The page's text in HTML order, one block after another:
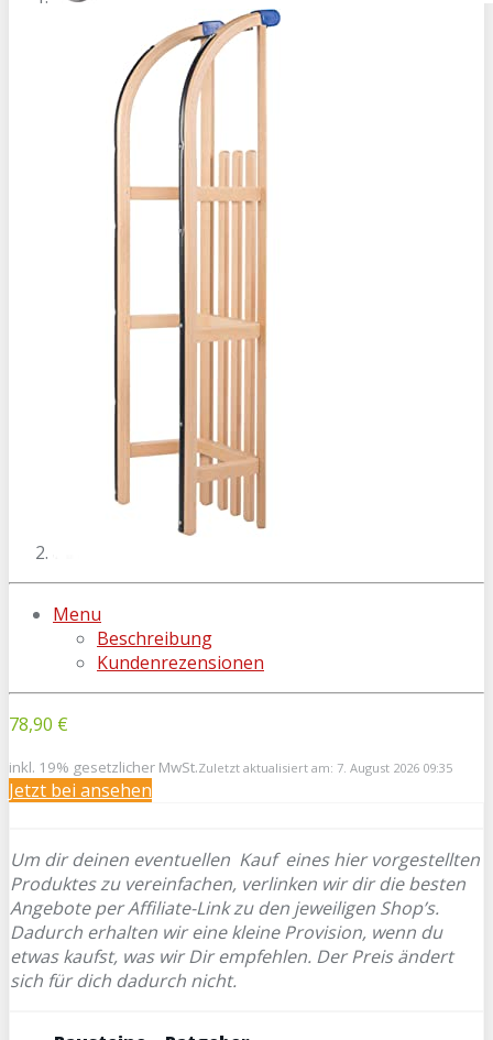
Menu
Beschreibung
Kundenrezensionen
78,90 €
inkl. 19% gesetzlicher MwSt.Zuletzt aktualisiert am: 7. August 2026 09:35
Jetzt bei ansehen
Um dir deinen eventuellen Kauf eines hier vorgestellten
Produktes zu vereinfachen, verlinken wir dir die besten
Angebote per Affiliate-Link zu den jeweiligen Shop’s.
Dadurch erhalten wir eine kleine Provision, wenn du
etwas kaufst, was wir Dir empfehlen. Der Preis ändert
sich für dich dadurch nicht.